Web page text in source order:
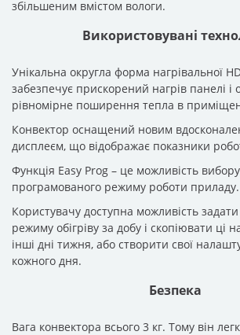
збільшеним вмістом вологи.
Використовувані
Унікальна округла форма нагрівальної
забезпечує прискорений нагрів панелі і
рівномірне поширення тепла в
Конвектор оснащений новим
дисплеєм, що відображає показники
Функція Easy Prog – це можливість
програмованого режиму роботи приладу.
Користувачу доступна можливість
режиму обігріву за добу і скопіювати ці
інші дні тижня, або створити свої
кожного дня.
Безпека
Вага конвектора всього 3 кг. Тому він